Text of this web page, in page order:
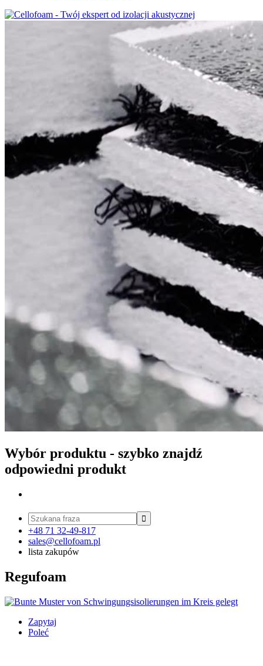
Wybór produktu - szybko znajdź
odpowiedni produkt

+48 71 32-49-817
sales@cellofoam.pl
lista zakupów
Regufoam
Zapytaj
Poleć